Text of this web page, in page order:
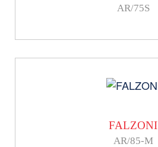
AR/75S
FALZONI
AR/85-M